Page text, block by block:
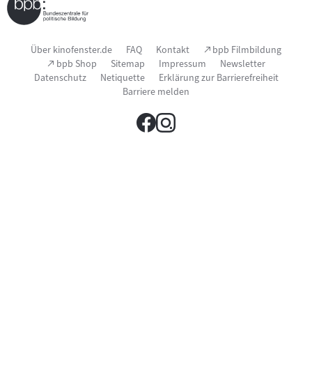
Seitenfußnavigation
Über kinofenster.de FAQ Kontakt (Link
öffnet
im
neuen
bpb Filmbildung
(Link
öffnet
im
bpb Shop Sitemap Impressum
Newsletter
Datenschutz
Netiquette
Erklärung zur Barrierefreiheit
Barriere melden